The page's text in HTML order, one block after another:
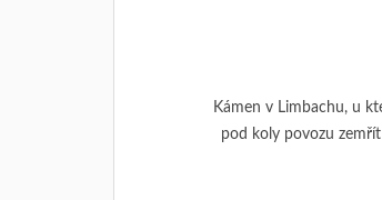
Kámen v Limbachu, u
pod koly povozu